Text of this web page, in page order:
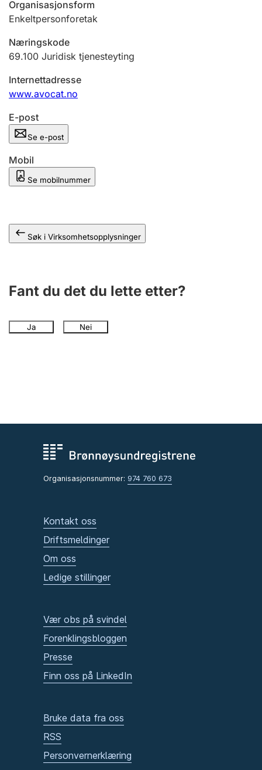
Organisasjonsform
Enkeltpersonforetak
Næringskode
69.100 Juridisk tjenesteyting
Internettadresse
www.avocat.no
E-post
Se e-post
Mobil
Se mobilnummer
Søk i Virksomhetsopplysninger
Fant du det du lette etter?
Ja Nei
Organisasjonsnummer: 974 760 673
Kontakt oss
Driftsmeldinger
Om oss
Ledige stillinger
Vær obs på svindel
Forenklingsbloggen
Presse
Finn oss på LinkedIn
Bruke data fra oss
RSS
Personvernerklæring